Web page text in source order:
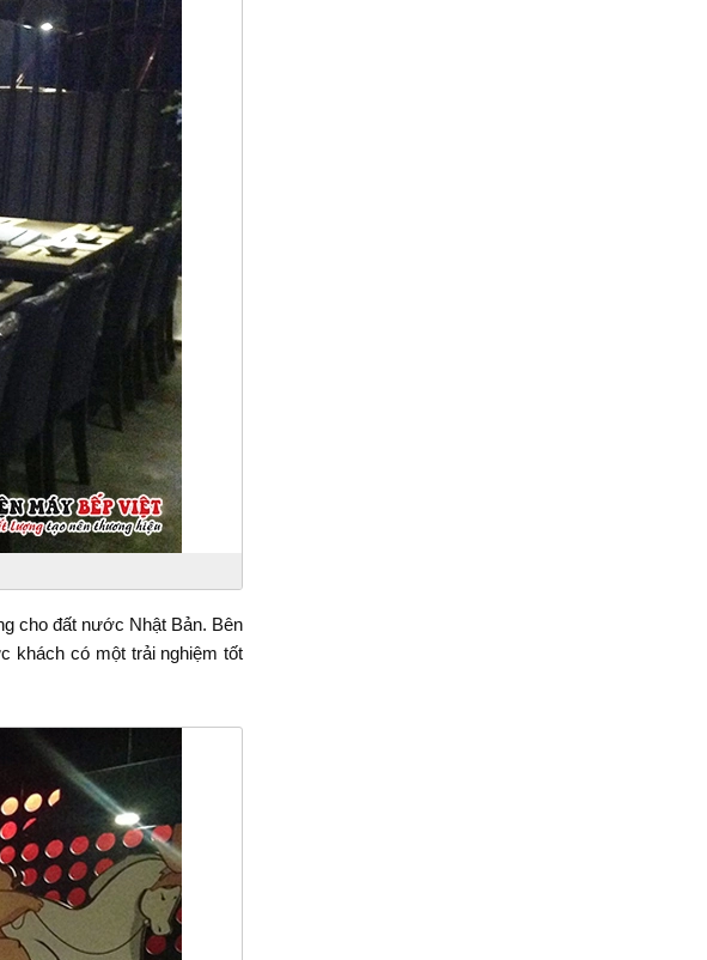
cho đất nước Nhật Bản. Bên
khách có một trải nghiệm tốt